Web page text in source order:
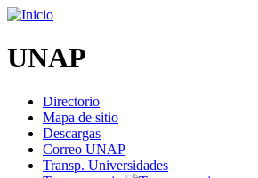
UNAP
Directorio
Mapa de sitio
Descargas
Correo UNAP
Transp. Universidades